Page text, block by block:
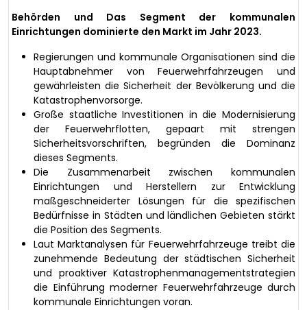
Behörden und Das Segment der kommunalen
Einrichtungen dominierte den Markt im Jahr 2023.
Regierungen und kommunale Organisationen sind die
Hauptabnehmer von Feuerwehrfahrzeugen und
gewährleisten die Sicherheit der Bevölkerung und die
Katastrophenvorsorge.
Große staatliche Investitionen in die Modernisierung
der Feuerwehrflotten, gepaart mit strengen
Sicherheitsvorschriften, begründen die Dominanz
dieses Segments.
Die Zusammenarbeit zwischen kommunalen
Einrichtungen und Herstellern zur Entwicklung
maßgeschneiderter Lösungen für die spezifischen
Bedürfnisse in Städten und ländlichen Gebieten stärkt
die Position des Segments.
Laut Marktanalysen für Feuerwehrfahrzeuge treibt die
zunehmende Bedeutung der städtischen Sicherheit
und proaktiver Katastrophenmanagementstrategien
die Einführung moderner Feuerwehrfahrzeuge durch
kommunale Einrichtungen voran.